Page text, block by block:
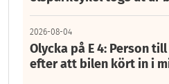
2026-08-04
Olycka på E 4: Person
efter att bilen kört in i